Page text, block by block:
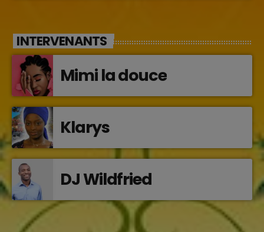
INTERVENANTS
Mimi la douce
Klarys
DJ Wildfried